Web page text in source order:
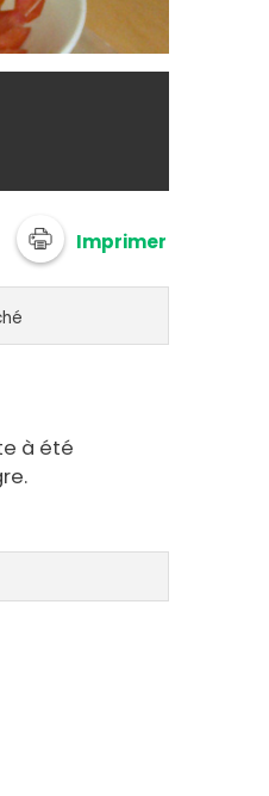
Imprimer
à été